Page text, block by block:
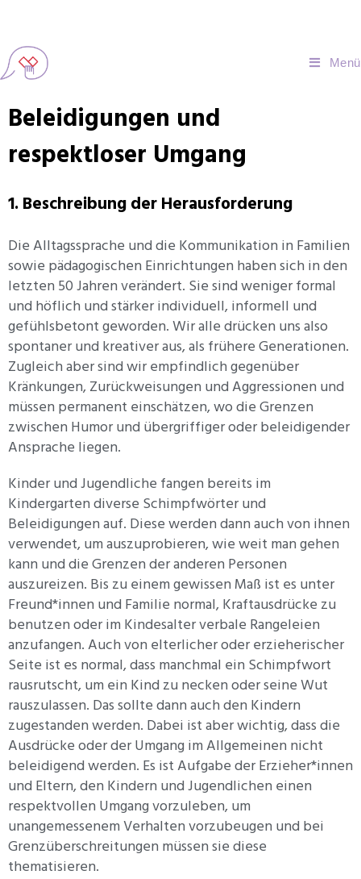
Menü
Beleidigungen und
respektloser Umgang
1. Beschreibung der Herausforderung
Die Alltagssprache und die Kommunikation in Familien
sowie pädagogischen Einrichtungen haben sich in den
letzten 50 Jahren verändert. Sie sind weniger formal
und höflich und stärker individuell, informell und
gefühlsbetont geworden. Wir alle drücken uns also
spontaner und kreativer aus, als frühere Generationen.
Zugleich aber sind wir empfindlich gegenüber
Kränkungen, Zurückweisungen und Aggressionen und
müssen permanent einschätzen, wo die Grenzen
zwischen Humor und übergriffiger oder beleidigender
Ansprache liegen.
Kinder und Jugendliche fangen bereits im
Kindergarten diverse Schimpfwörter und
Beleidigungen auf. Diese werden dann auch von ihnen
verwendet, um auszuprobieren, wie weit man gehen
kann und die Grenzen der anderen Personen
auszureizen. Bis zu einem gewissen Maß ist es unter
Freund*innen und Familie normal, Kraftausdrücke zu
benutzen oder im Kindesalter verbale Rangeleien
anzufangen. Auch von elterlicher oder erzieherischer
Seite ist es normal, dass manchmal ein Schimpfwort
rausrutscht, um ein Kind zu necken oder seine Wut
rauszulassen. Das sollte dann auch den Kindern
zugestanden werden. Dabei ist aber wichtig, dass die
Ausdrücke oder der Umgang im Allgemeinen nicht
beleidigend werden. Es ist Aufgabe der Erzieher*innen
und Eltern, den Kindern und Jugendlichen einen
respektvollen Umgang vorzuleben, um
unangemessenem Verhalten vorzubeugen und bei
Grenzüberschreitungen müssen sie diese
thematisieren.